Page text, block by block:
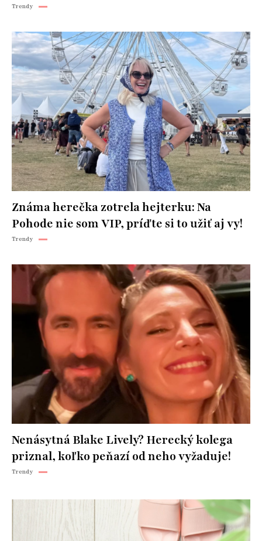
Trendy
Známa herečka zotrela hejterku: Na
Pohode nie som VIP, príďte si to užiť aj vy!
Trendy
Nenásytná Blake Lively? Herecký kolega
priznal, koľko peňazí od neho vyžaduje!
Trendy